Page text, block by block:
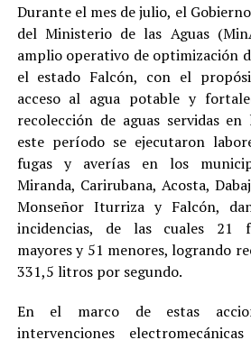
Durante el mes de julio, el
del Ministerio de las Aguas
amplio operativo de optimización
el estado Falcón, con el
acceso al agua potable y
recolección de aguas servidas en
este período se ejecutaron
fugas y averías en los
Miranda, Carirubana, Acosta,
Monseñor Iturriza y Falcón,
incidencias, de las cuales 21
mayores y 51 menores, logrando
331,5 litros por segundo.
En el marco de estas
intervenciones